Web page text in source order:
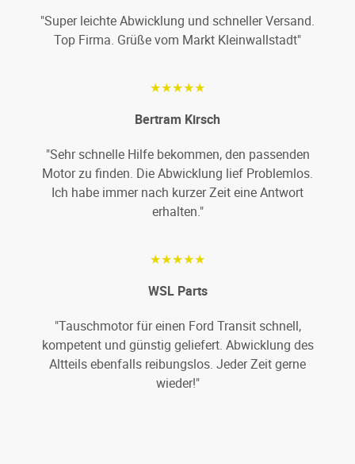
"Super leichte Abwicklung und schneller Versand.
Top Firma. Grüße vom Markt Kleinwallstadt"
★★★★★
Bertram Kirsch
"Sehr schnelle Hilfe bekommen, den passenden
Motor zu finden. Die Abwicklung lief Problemlos.
Ich habe immer nach kurzer Zeit eine Antwort
erhalten."
★★★★★
WSL Parts
"Tauschmotor für einen Ford Transit schnell,
kompetent und günstig geliefert. Abwicklung des
Altteils ebenfalls reibungslos. Jeder Zeit gerne
wieder!"